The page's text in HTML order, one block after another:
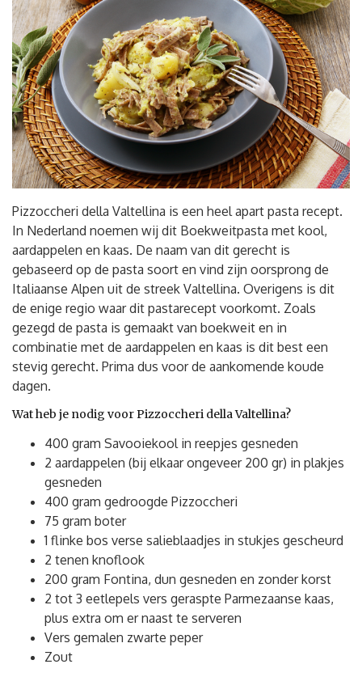
Pizzoccheri della Valtellina is een heel apart pasta recept.
In Nederland noemen wij dit Boekweitpasta met kool,
aardappelen en kaas. De naam van dit gerecht is
gebaseerd op de pasta soort en vind zijn oorsprong de
Italiaanse Alpen uit de streek Valtellina. Overigens is dit
de enige regio waar dit pastarecept voorkomt. Zoals
gezegd de pasta is gemaakt van boekweit en in
combinatie met de aardappelen en kaas is dit best een
stevig gerecht. Prima dus voor de aankomende koude
dagen.
Wat heb je nodig voor Pizzoccheri della Valtellina?
400 gram Savooiekool in reepjes gesneden
2 aardappelen (bij elkaar ongeveer 200 gr) in plakjes
gesneden
400 gram gedroogde Pizzoccheri
75 gram boter
1 flinke bos verse salieblaadjes in stukjes gescheurd
2 tenen knoflook
200 gram Fontina, dun gesneden en zonder korst
2 tot 3 eetlepels vers geraspte Parmezaanse kaas,
plus extra om er naast te serveren
Vers gemalen zwarte peper
Zout